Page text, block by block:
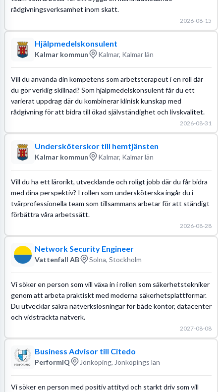
rådgivningsverksamhet inom skatt.
2026-08-15
Hjälpmedelskonsulent
Kalmar kommun Kalmar, Kalmar län
Vill du använda din kompetens som arbetsterapeut i en roll där
du gör verklig skillnad? Som hjälpmedelskonsulent får du ett
varierat uppdrag där du kombinerar klinisk kunskap med
rådgivning för att bidra till ökad självständighet och livskvalitet.
2026-08-31
Undersköterskor till hemtjänsten
Kalmar kommun Kalmar, Kalmar län
Vill du ha ett lärorikt, utvecklande och roligt jobb där du får bidra
med dina perspektiv? I rollen som undersköterska ingår du i
tvärprofessionella team som tillsammans arbetar för att ständigt
förbättra våra arbetssätt.
2026-08-28
Network Security Engineer
Vattenfall AB Solna, Stockholm
Vi söker en person som vill växa in i rollen som säkerhetstekniker
genom att arbeta praktiskt med moderna säkerhetsplattformar.
Du utvecklar säkra nätverkslösningar för både kontor, datacenter
och vidsträckta nätverk.
2027-08-08
Business Advisor till Citedo
PerformIQ Jönköping, Jönköpings län
Vi söker en person med positiv attityd och starkt driv som vill